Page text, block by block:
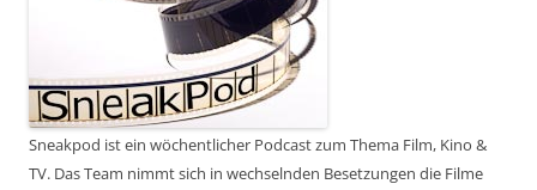
Sneakpod ist ein wöchentlicher Podcast zum Thema Film, Kino &
TV. Das Team nimmt sich in wechselnden Besetzungen die Filme